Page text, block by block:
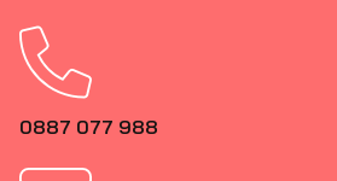
0887 077 988